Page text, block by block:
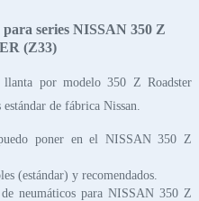
series NISSAN 350 Z
(Z33)
llanta por modelo 350 Z Roadster
de fábrica Nissan.
poner en el NISSAN 350 Z
(estándar) y recomendados.
neumáticos para NISSAN 350 Z